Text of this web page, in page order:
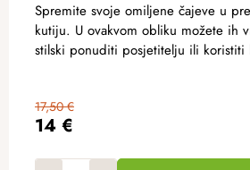
14 €
17,50 €
Spremite svoje omiljene čajeve u
kutiju. U ovakvom obliku možete ih
stilski ponuditi posjetitelju ili koristiti